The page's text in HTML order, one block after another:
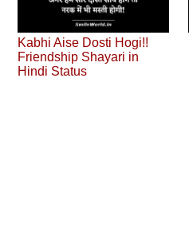
Kabhi Aise Dosti Hogi!!
Friendship Shayari in
Hindi Status